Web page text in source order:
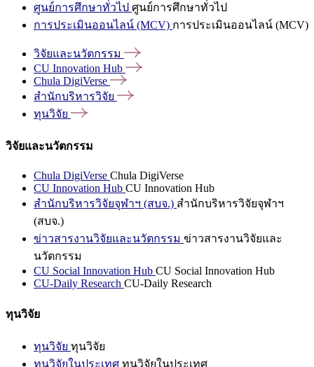
ศูนย์การศึกษาทั่วไป ศูนย์การศึกษาทั่วไป
การประเมินออนไลน์ (MCV) การประเมินออนไลน์ (MCV)
วิจัยและนวัตกรรม
CU Innovation Hub
Chula DigiVerse
สำนักบริหารวิจัย
ทุนวิจัย
วิจัยและนวัตกรรม
Chula DigiVerse Chula DigiVerse
CU Innovation Hub CU Innovation Hub
สำนักบริหารวิจัยจุฬาฯ (สบจ.) สำนักบริหารวิจัยจุฬาฯ
(สบจ.)
ข่าวสารงานวิจัยและนวัตกรรม ข่าวสารงานวิจัยและ
นวัตกรรม
CU Social Innovation Hub CU Social Innovation Hub
CU-Daily Research CU-Daily Research
ทุนวิจัย
ทุนวิจัย ทุนวิจัย
ทุนวิจัยในประเทศ ทุนวิจัยในประเทศ